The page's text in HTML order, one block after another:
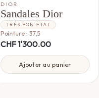
DIOR
Sandales Dior
TRÈS BON ÉTAT
Pointure : 37,5
CHF1'300.00
Ajouter au panier